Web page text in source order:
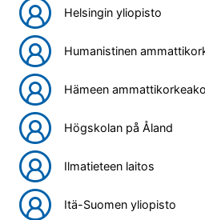
Helsingin yliopisto
Humanistinen
Hämeen
Högskolan på Åland
Ilmatieteen laitos
Itä-Suomen yliopisto